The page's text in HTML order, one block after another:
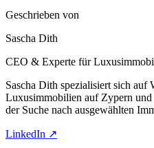
Geschrieben von
Sascha Dith
CEO & Experte für
Sascha Dith spezialisiert sich auf
Luxusimmobilien auf Zypern
der Suche nach ausgewählten
LinkedIn ↗